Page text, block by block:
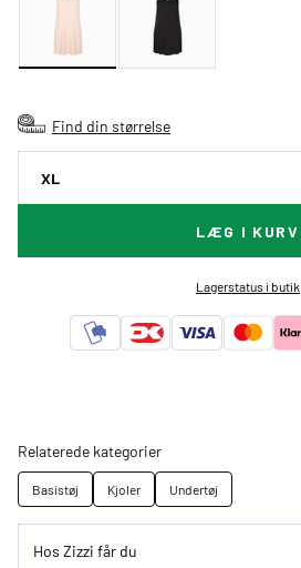
Find din størrelse
XL
LÆG I KURV
Lagerstatus i butik
Relaterede kategorier
Basistøj Kjoler Undertøj
Hos Zizzi får du